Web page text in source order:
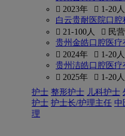
 2023年
 1-20人
白云贵耐医院口腔
 21-100人
 民营
贵州金皓口腔医疗
 2024年
 1-20人
贵州洁皓口腔医疗
 2025年
 1-20人
护士 整形护士 儿科护士
护士 护士长/护理主任 中
理